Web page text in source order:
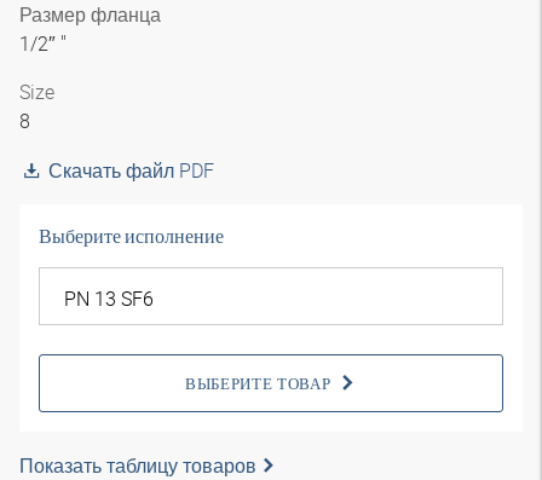
Размер фланца
1/2″ "
Size
8
Скачать файл PDF
Выберите исполнение
ВЫБЕРИТЕ ТОВАР
Показать таблицу товаров